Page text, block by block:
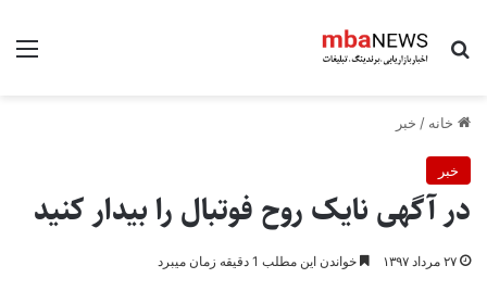
جستجو برای
خانه / خبر
خبر
در آگهی نایک روح فوتبال را بیدار کنید
۲۷ مرداد ۱۳۹۷ خواندن این مطلب 1 دقیقه زمان میبرد